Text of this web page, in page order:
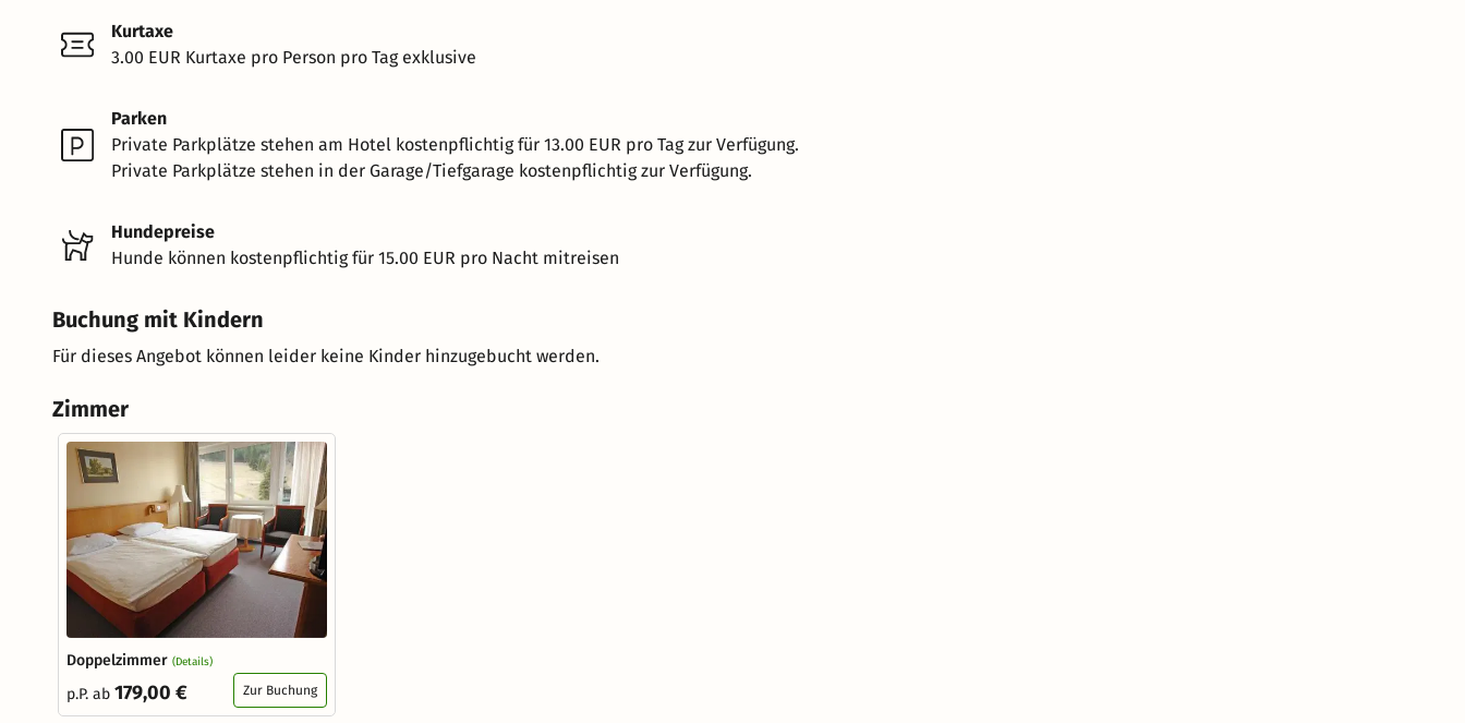
Kurtaxe
3.00 EUR Kurtaxe pro Person pro Tag exklusive
Parken
Private Parkplätze stehen am Hotel kostenpflichtig für 13.00 EUR pro Tag zur Verfügung.
Private Parkplätze stehen in der Garage/Tiefgarage kostenpflichtig zur Verfügung.
Hundepreise
Hunde können kostenpflichtig für 15.00 EUR pro Nacht mitreisen
Buchung mit Kindern
Für dieses Angebot können leider keine Kinder hinzugebucht werden.
Zimmer
Doppelzimmer (Details)
p.P. ab 179,00 € Zur Buchung